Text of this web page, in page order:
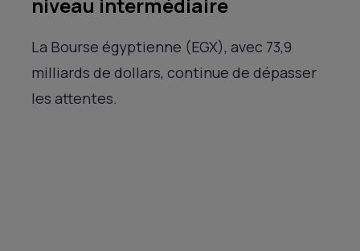
La Bourse égyptienne (EGX), avec 73,9
milliards de dollars, continue de dépasser
les attentes.